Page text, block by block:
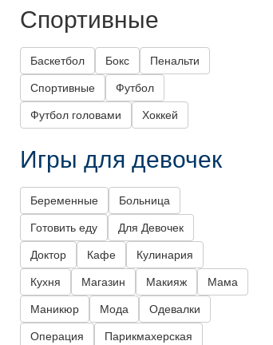
Спортивные
Баскетбол Бокс Пенальти
Спортивные Футбол
Футбол головами Хоккей
Игры для девочек
Беременные Больница
Готовить еду Для Девочек
Доктор Кафе Кулинария
Кухня Магазин Макияж Мама
Маникюр Мода Одевалки
Операция Парикмахерская